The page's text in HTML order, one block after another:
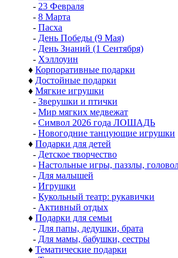
- 23 Февраля
- 8 Марта
- Пасха
- День Победы (9 Мая)
- День Знаний (1 Сентября)
- Хэллоуин
♦ Корпоративные подарки
♦ Достойные подарки
♦ Мягкие игрушки
- Зверушки и птички
- Мир мягких медвежат
- Символ 2026 года ЛОШАДЬ
- Новогодние танцующие игрушки
♦ Подарки для детей
- Детское творчество
- Настольные игры, паззлы,
- Для малышей
- Игрушки
- Кукольный театр: рукавички
- Активный отдых
♦ Подарки для семьи
- Для папы, дедушки, брата
- Для мамы, бабушки, сестры
♦ Тематические подарки